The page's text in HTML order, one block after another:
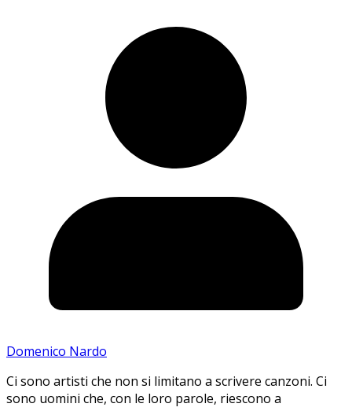
Domenico Nardo
Ci sono artisti che non si limitano a scrivere canzoni. Ci
sono uomini che, con le loro parole, riescono a